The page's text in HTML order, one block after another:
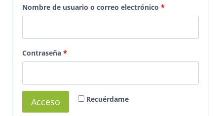
Nombre de usuario o correo electrónico *
Contraseña *
Recuérdame
Acceso